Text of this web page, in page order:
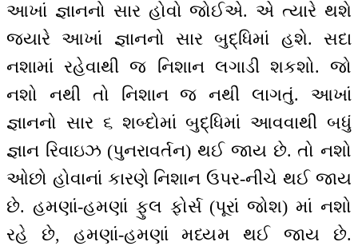
આખાં જ્ઞાનનો સાર હોવો જોઈએ. એ ત્યારે થશે
જ્યારે આખાં જ્ઞાનનો સાર બુદ્ધિમાં હશે. સદા
નશામાં રહેવાથી જ નિશાન લગાડી શકશો. જો
નશો નથી તો નિશાન જ નથી લાગતું. આખાં
જ્ઞાનનો સાર ૬ શબ્દોમાં બુદ્ધિમાં આવવાથી બધું
જ્ઞાન રિવાઇઝ (પુનરાવર્તન) થઈ જાય છે. તો નશો
ઓછો હોવાનાં કારણે નિશાન ઉપર-નીચે થઈ જાય
છે. હમણાં-હમણાં ફુલ ફોર્સ (પૂરાં જોશ) માં નશો
રહે છે, હમણાં-હમણાં મધ્યમ થઈ જાય છે.